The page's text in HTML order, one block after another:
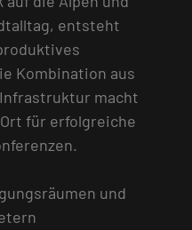
entsteht
Kombination aus
macht
für erfolgreiche
und